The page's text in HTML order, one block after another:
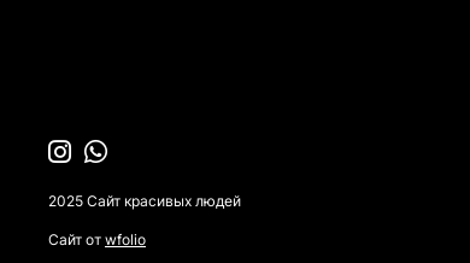
2025 Сайт красивых людей
Сайт от wfolio